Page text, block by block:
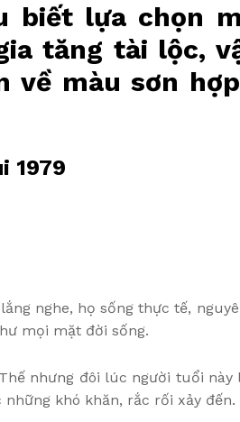
biết lựa chọn
tăng tài lộc,
về màu sơn hợp
1979
nghe, họ sống thực tế,
mọi mặt đời sống.
nhưng đôi lúc người tuổi này
khó khăn, rắc rối xảy đến.